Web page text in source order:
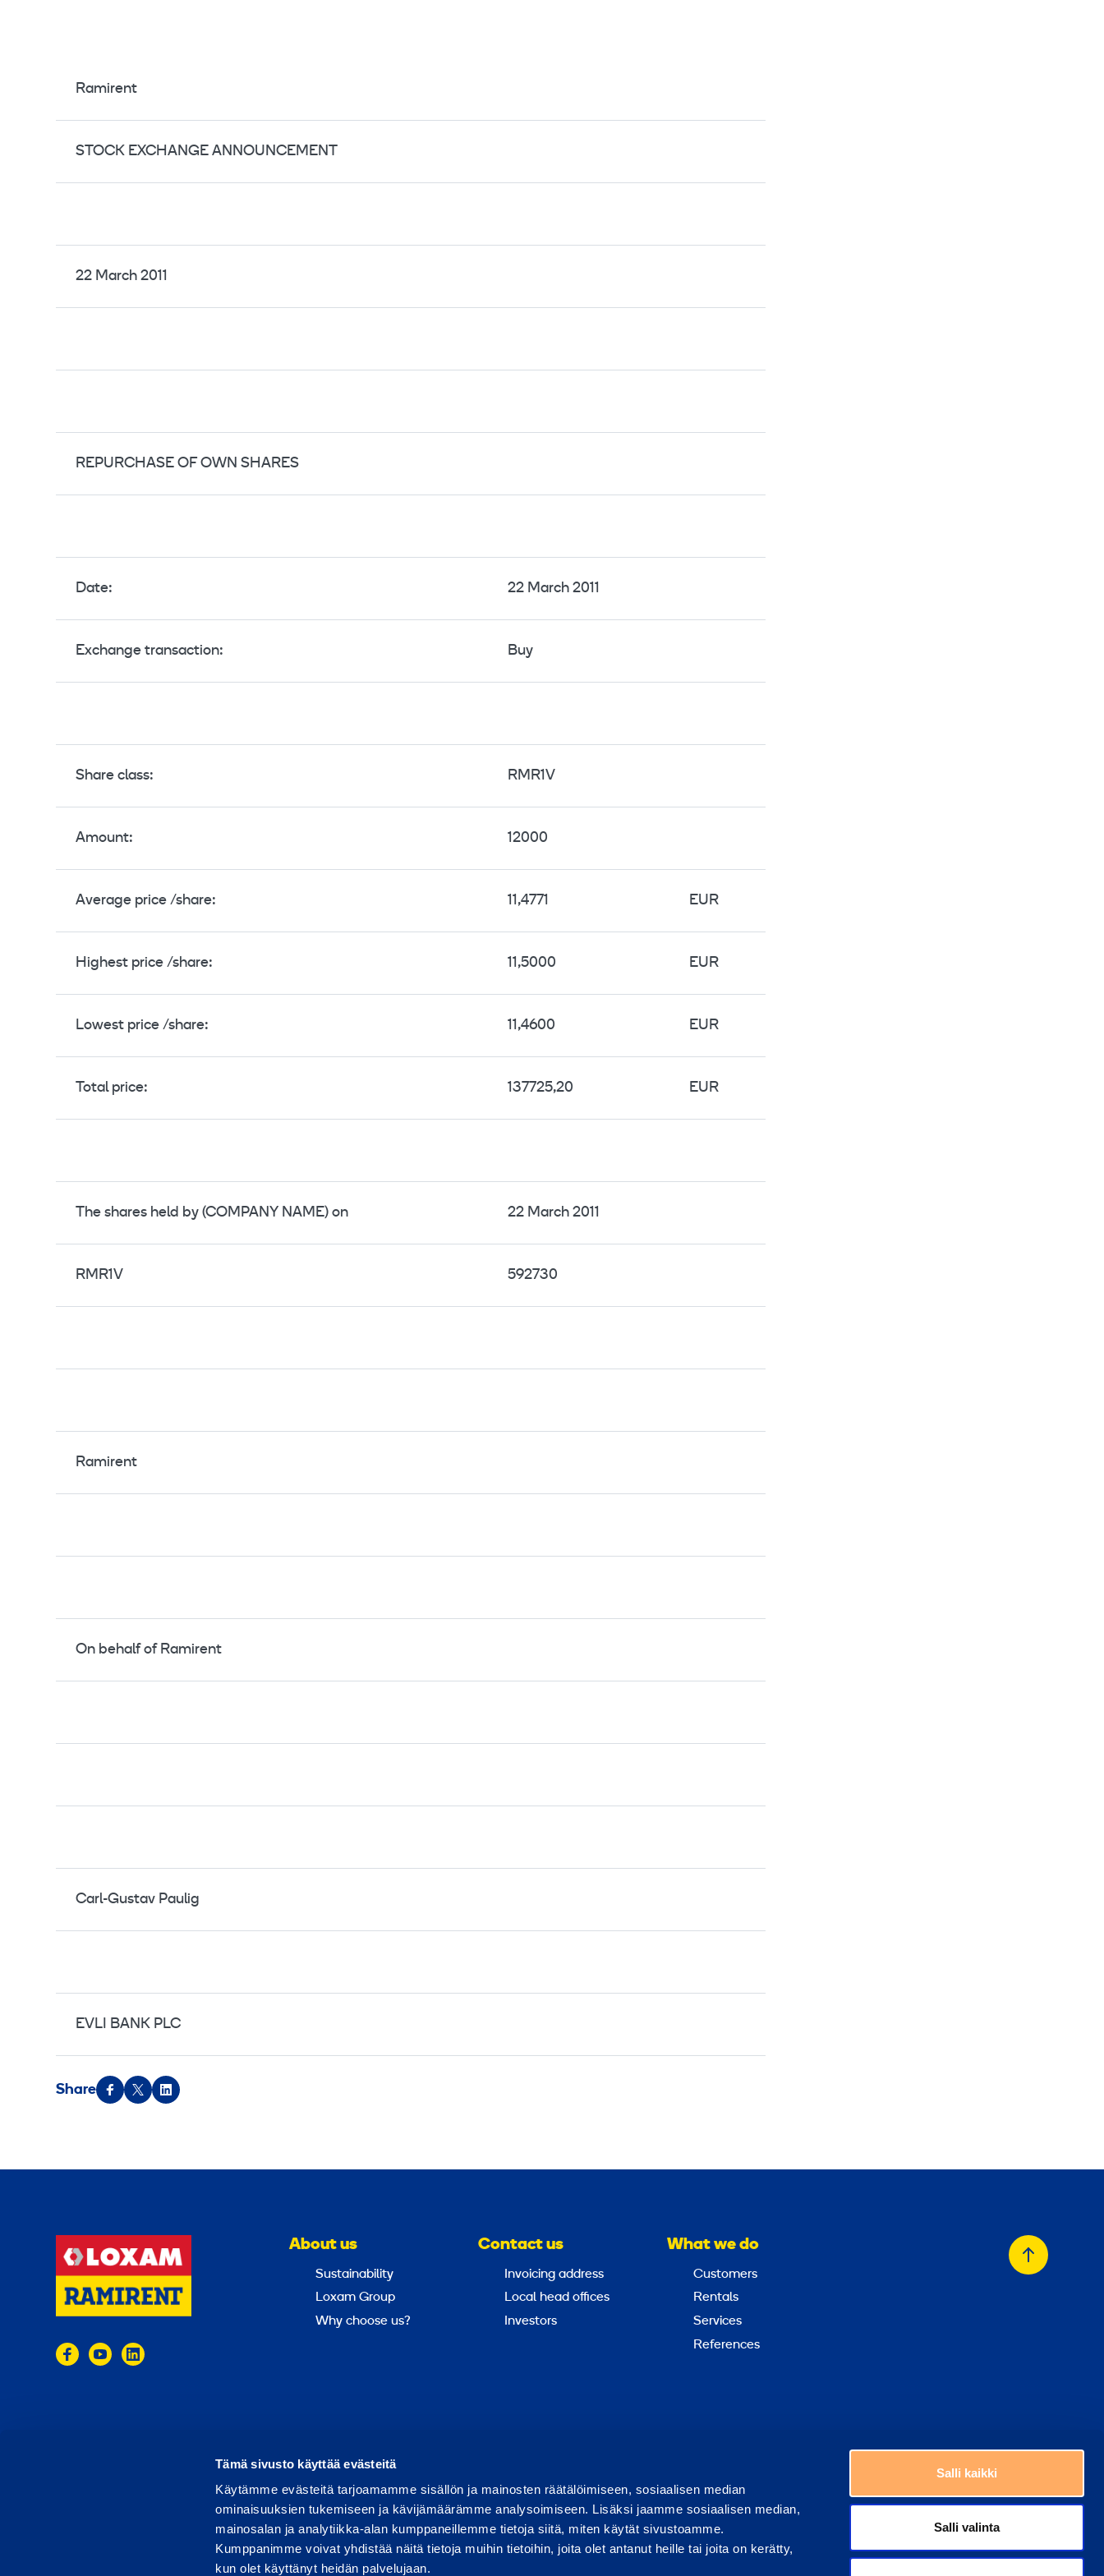
Tämä sivusto käyttää evästeitä
Käytämme evästeitä tarjoamamme sisällön ja mainosten räätälöimiseen, sosiaalisen median
ominaisuuksien tukemiseen ja kävijämäärämme analysoimiseen. Lisäksi jaamme sosiaalisen median,
mainosalan ja analytiikka-alan kumppaneillemme tietoja siitä, miten käytät sivustoamme.
Kumppanimme voivat yhdistää näitä tietoja muihin tietoihin, joita olet antanut heille tai joita on kerätty,
kun olet käyttänyt heidän palvelujaan.
Salli kaikki
Salli valinta
Ramirent
STOCK EXCHANGE ANNOUNCEMENT
22 March 2011
REPURCHASE OF OWN SHARES
Date: 22 March 2011
Exchange transaction: Buy
Share class: RMR1V
Amount: 12000
Average price /share: 11,4771 EUR
Highest price /share: 11,5000 EUR
Lowest price /share: 11,4600 EUR
Total price: 137725,20 EUR
The shares held by (COMPANY NAME) on 22 March 2011
RMR1V 592730
Ramirent
On behalf of Ramirent
Carl-Gustav Paulig
EVLI BANK PLC
Share
About us
Sustainability
Loxam Group
Why choose us?
Contact us
Invoicing address
Local head offices
Investors
What we do
Customers
Rentals
Services
References
Back
Terms of use Privacy policy Report abuse